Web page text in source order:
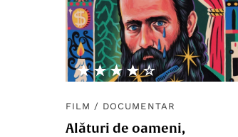
★★★★★
☆☆☆☆☆
FILM / DOCUMENTAR
Alături de oameni,